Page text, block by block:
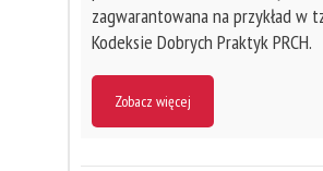
zagwarantowana na przykład w
Kodeksie Dobrych Praktyk PRCH.
Zobacz więcej